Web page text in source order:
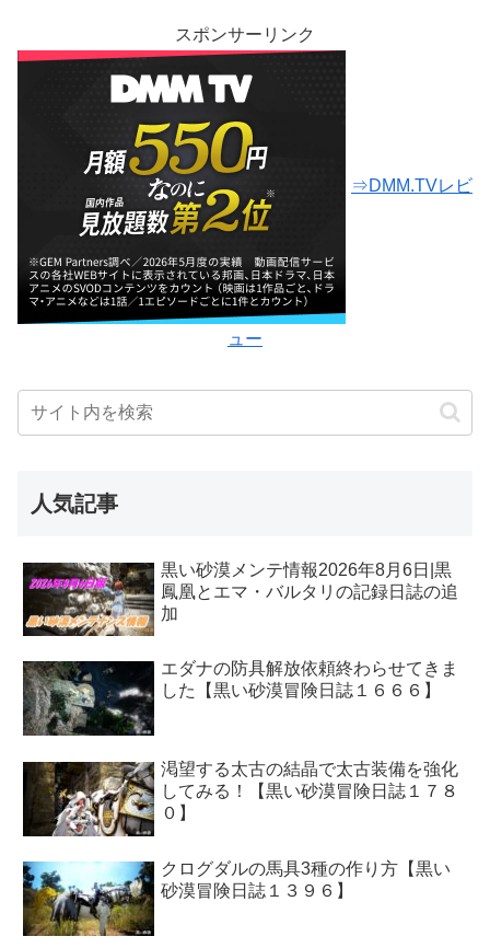
スポンサーリンク
⇒DMM.TVレビ
ュー
人気記事
黒い砂漠メンテ情報2026年8月6日|黒
鳳凰とエマ・バルタリの記録日誌の追
加
エダナの防具解放依頼終わらせてきま
した【黒い砂漠冒険日誌１６６６】
渇望する太古の結晶で太古装備を強化
してみる！【黒い砂漠冒険日誌１７８
０】
クログダルの馬具3種の作り方【黒い
砂漠冒険日誌１３９６】